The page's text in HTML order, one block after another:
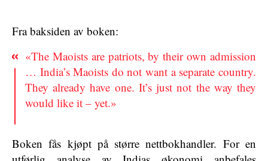
Fra baksiden av boken:
«The Maoists are patriots, by their own admission
… India’s Maoists do not want a separate country.
They already have one. It’s just not the way they
would like it – yet.»
Boken fås kjøpt på større nettbokhandler. For en